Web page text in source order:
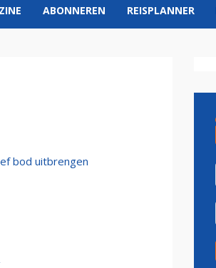
ABONNEREN REISPLANNER
bod uitbrengen